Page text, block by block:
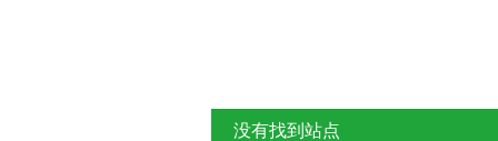
没有找到站点